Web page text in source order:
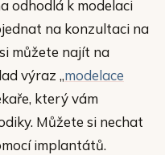
odhodlá k modelaci
na konzultaci na
můžete najít na
výraz „modelace
který vám
Můžete si nechat
implantátů.